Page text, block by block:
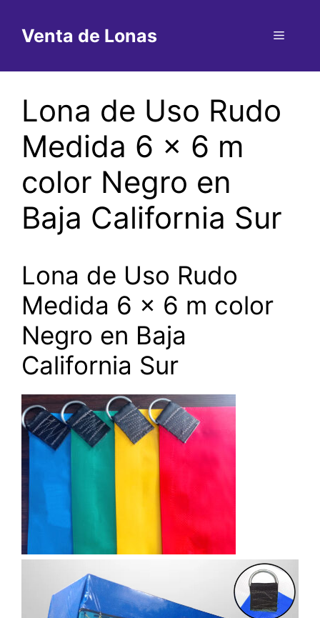
contenido
Venta de Lonas Menú
Lona de Uso Rudo
Medida 6 x 6 m
color Negro en
Baja California Sur
Lona de Uso Rudo
Medida 6 x 6 m color
Negro en Baja
California Sur